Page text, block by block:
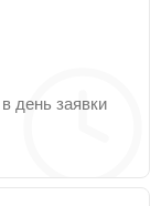
день заявки